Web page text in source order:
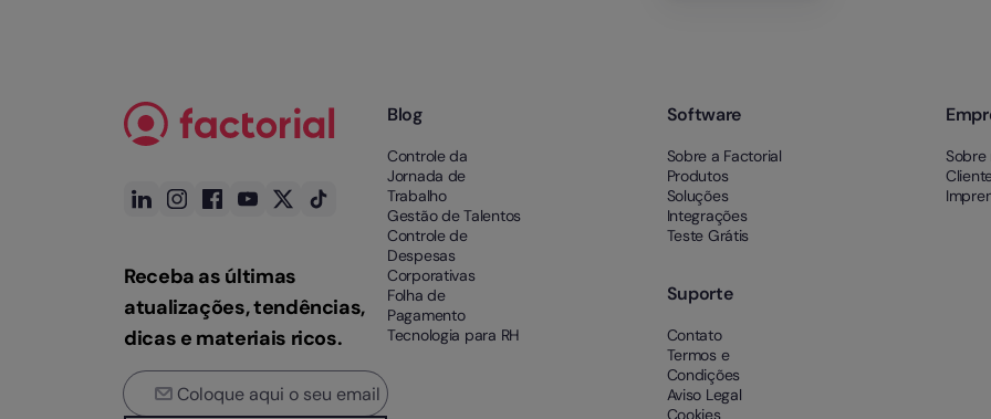
Receba as últimas
atualizações, tendências,
dicas e materiais ricos.
Blog
Controle da
Jornada de
Trabalho
Gestão de Talentos
Controle de
Despesas
Corporativas
Folha de
Pagamento
Tecnologia para RH
Software
Sobre a Factorial
Produtos
Soluções
Integrações
Teste Grátis
Sobre
Suporte
Contato
Termos e
Condições
Aviso Legal
Cookies